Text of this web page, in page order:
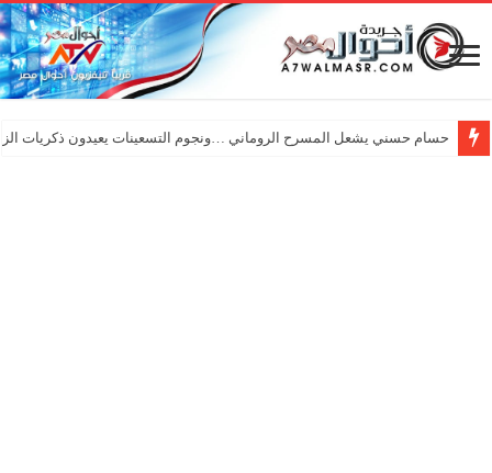
حسام حسني يشعل المسرح الروماني …ونجوم التسعينات يعيدون ذكريات